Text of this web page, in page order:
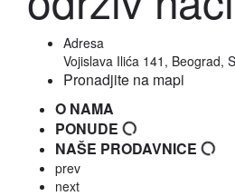
Adresa
Vojislava Ilića 141, Beograd,
Pronadjite na mapi
O NAMA
PONUDE
NAŠE PRODAVNICE
prev
next